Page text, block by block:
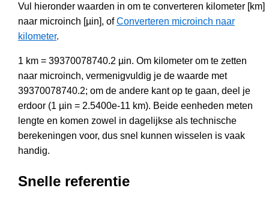
Vul hieronder waarden in om te converteren kilometer [km]
naar microinch [µin], ofConverteren microinch naar
kilometer.
1 km = 39370078740.2 µin. Om kilometer om te zetten
naar microinch, vermenigvuldig je de waarde met
39370078740.2; om de andere kant op te gaan, deel je
erdoor (1 µin = 2.5400e-11 km). Beide eenheden meten
lengte en komen zowel in dagelijkse als technische
berekeningen voor, dus snel kunnen wisselen is vaak
handig.
Snelle referentie